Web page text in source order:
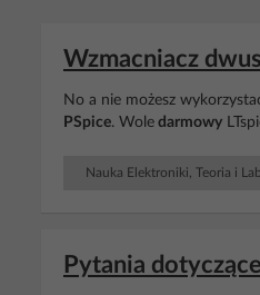
Wzmacniacz
No a nie możesz
PSpice. Wole darmowy
Nauka Elektroniki, Teoria i
Pytania